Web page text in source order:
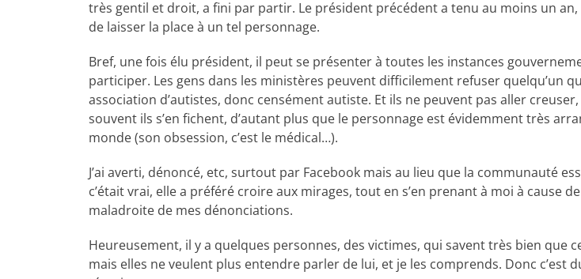
très gentil et droit, a fini par partir. Le président précédent a tenu au moins un
de laisser la place à un tel personnage.
Bref, une fois élu président, il peut se présenter à toutes les instances
participer. Les gens dans les ministères peuvent difficilement refuser quelqu’un
association d’autistes, donc censément autiste. Et ils ne peuvent pas aller
souvent ils s’en fichent, d’autant plus que le personnage est évidemment très
monde (son obsession, c’est le médical…).
J’ai averti, dénoncé, etc, surtout par Facebook mais au lieu que la communauté
c’était vrai, elle a préféré croire aux mirages, tout en s’en prenant à moi à cause
maladroite de mes dénonciations.
Heureusement, il y a quelques personnes, des victimes, qui savent très bien que
mais elles ne veulent plus entendre parler de lui, et je les comprends. Donc c’est